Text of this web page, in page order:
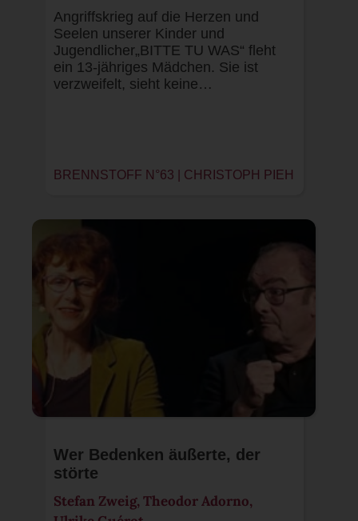
Angriffskrieg auf die Herzen und
Seelen unserer Kinder und
Jugendlicher„BITTE TU WAS“ fleht
ein 13-jähriges Mädchen. Sie ist
verzweifelt, sieht keine…
BRENNSTOFF N°63 | CHRISTOPH PIEH
Wer Bedenken äußerte, der
störte
Stefan Zweig, Theodor Adorno,